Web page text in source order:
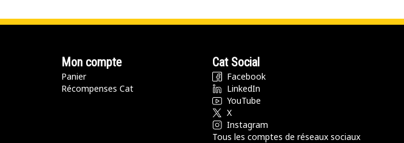
Mon compte
Panier
Récompenses Cat
Cat Social
Facebook
LinkedIn
YouTube
X
Instagram
Tous les comptes de réseaux sociaux